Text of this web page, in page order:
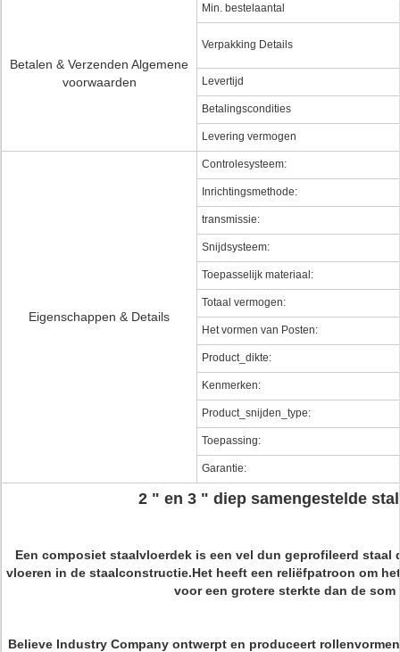
Betalen & Verzenden Algemene
voorwaarden
Min. bestelaantal
Verpakking Details
Levertijd
Betalingscondities
Levering vermogen
Eigenschappen & Details
Controlesysteem:
Inrichtingsmethode:
transmissie:
Snijdsysteem:
Toepasselijk materiaal:
Totaal vermogen:
Het vormen van Posten:
Product_dikte:
Kenmerken:
Product_snijden_type:
Toepassing:
Garantie:
2 " en 3 " diep samengestelde
Een composiet staalvloerdek is een vel dun geprofileerd
vloeren in de staalconstructie.Het heeft een reliëfpatroon om
voor een grotere sterkte dan de
Believe Industry Company ontwerpt en produceert